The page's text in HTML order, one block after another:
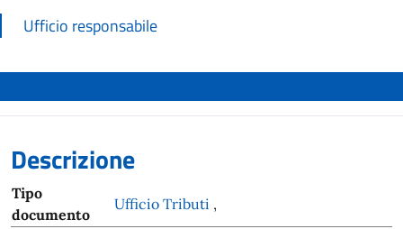
Ufficio responsabile
Descrizione
Tipo
documento
Ufficio Tributi ,